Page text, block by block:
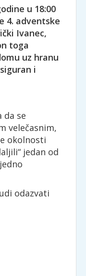
u 18:00
4. adventske
Ivanec,
toga
uz hranu
i
da se
velečasnim,
okolnosti
jedan od
odazvati